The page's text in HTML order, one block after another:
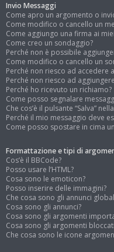
Invio Messaggi
Come apro un argomento o
Come modifico o cancello un
Come aggiungo una firma ai
Come creo un sondaggio?
Perché non è possibile
Come modifico o cancello un
Perché non riesco ad accedere
Perché non riesco ad
Perché ho ricevuto un richiamo?
Come posso segnalare
Che cos’è il pulsante “Salva”
Perché il mio messaggio deve
Come posso spostare in cima
Formattazione e tipi di
Cos’è il BBCode?
Posso usare l’HTML?
Cosa sono le emoticon?
Posso inserire delle immagini?
Che cosa sono gli annunci
Cosa sono gli annunci?
Cosa sono gli argomenti
Cosa sono gli argomenti
Che cosa sono le icone